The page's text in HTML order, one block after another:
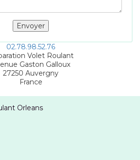
02.78.98.52.76
Volet Roulant
Gaston Galloux
27250 Auvergny
France
Orleans